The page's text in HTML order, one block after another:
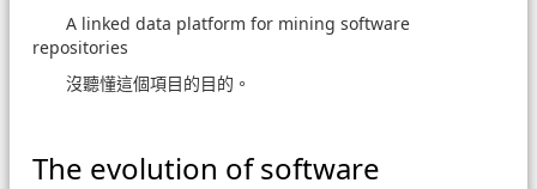
A linked data platform for mining software
repositories
沒聽懂這個項目的目的。
The evolution of software